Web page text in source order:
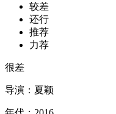
较差
还行
推荐
力荐
很差
导演： 夏颖